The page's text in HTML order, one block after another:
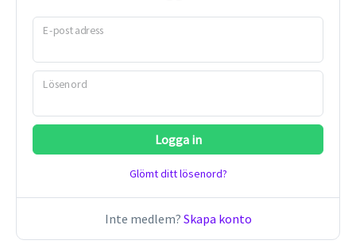
E-postadress
Lösenord
Glömt ditt lösenord?
Inte medlem? Skapa konto